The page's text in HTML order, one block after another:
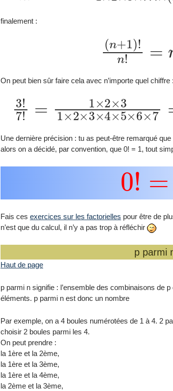
finalement :
(n+1)
On peut bien sûr faire cela avec n’importe quel chiffre :
3! ×31×2
Une dernière précision : tu as peut-être remarqué
alors on a décidé, par convention, que 0! = 1, tout
0!=1
Fais ces exercices sur les factorielles pour être de
n’est que du calcul, il n’y a pas trop à réfléchir
p parmi
Haut de page
p parmi n signifie : l’ensemble des combinaisons de
éléments. p parmi n est donc un nombre
Par exemple, on a 4 boules numérotées de 1 à 4. 2
choisir 2 boules parmi les 4.
On peut prendre :
la 1ère et la 2ème,
la 1ère et la 3ème,
la 1ère et la 4ème,
la 2ème et la 3ème,